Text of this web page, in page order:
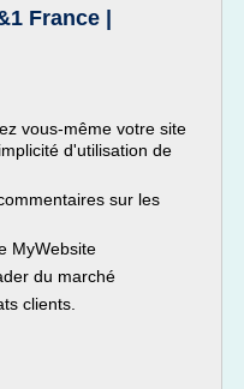
France |
vous-même votre site
d'utilisation de
sur les
MyWebsite
du marché
clients.